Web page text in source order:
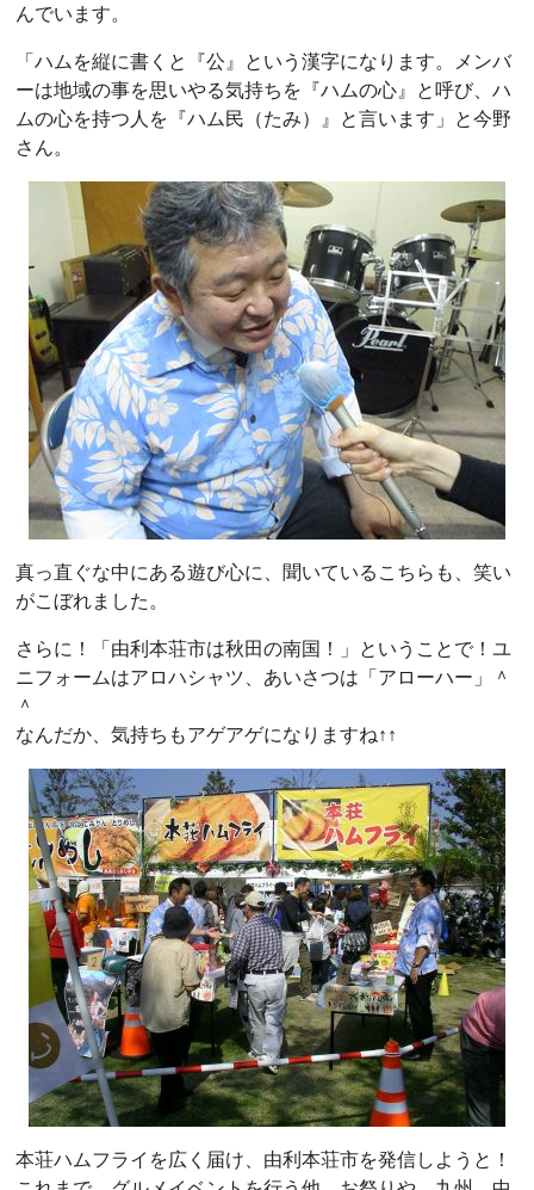
んでいます。
「ハムを縦に書くと『公』という漢字になります。メンバ
ーは地域の事を思いやる気持ちを『ハムの心』と呼び、ハ
ムの心を持つ人を『ハム民（たみ）』と言います」と今野
さん。
真っ直ぐな中にある遊び心に、聞いているこちらも、笑い
がこぼれました。
さらに！「由利本荘市は秋田の南国！」ということで！ユ
ニフォームはアロハシャツ、あいさつは「アローハー」＾
＾
なんだか、気持ちもアゲアゲになりますね↑↑
本荘ハムフライを広く届け、由利本荘市を発信しようと！